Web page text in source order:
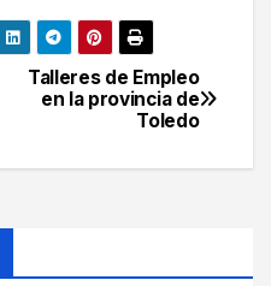
Talleres de Empleo
en la provincia de
Toledo